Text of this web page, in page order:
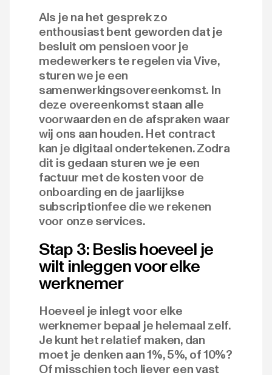
Als je na het gesprek zo
enthousiast bent geworden dat je
besluit om pensioen voor je
medewerkers te regelen via Vive,
sturen we je een
samenwerkingsovereenkomst. In
deze overeenkomst staan alle
voorwaarden en de afspraken waar
wij ons aan houden. Het contract
kan je digitaal ondertekenen. Zodra
dit is gedaan sturen we je een
factuur met de kosten voor de
onboarding en de jaarlijkse
subscriptionfee die we rekenen
voor onze services.
Stap 3: Beslis hoeveel je
wilt inleggen voor elke
werknemer
Hoeveel je inlegt voor elke
werknemer bepaal je helemaal zelf.
Je kunt het relatief maken, dan
moet je denken aan 1%, 5%, of 10%?
Of misschien toch liever een vast